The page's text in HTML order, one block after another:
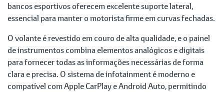
bancos esportivos oferecem excelente suporte lateral,
essencial para manter o motorista firme em curvas fechadas.
O volante é revestido em couro de alta qualidade, e o painel
de instrumentos combina elementos analógicos e digitais
para fornecer todas as informações necessárias de forma
clara e precisa. O sistema de infotainment é moderno e
compatível com Apple CarPlay e Android Auto, permitindo